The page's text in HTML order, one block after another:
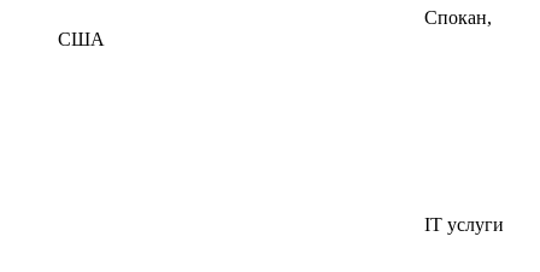
Спокан,
США
IT услуги